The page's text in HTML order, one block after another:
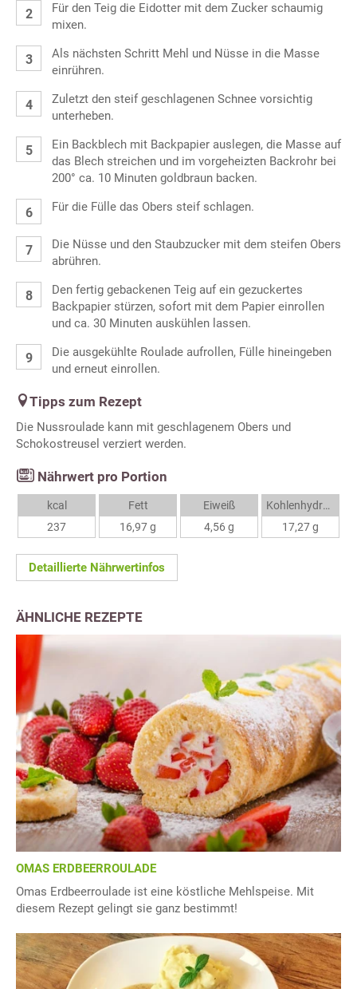
Für den Teig die Eidotter mit dem Zucker schaumig
mixen.
Als nächsten Schritt Mehl und Nüsse in die Masse
einrühren.
Zuletzt den steif geschlagenen Schnee vorsichtig
unterheben.
Ein Backblech mit Backpapier auslegen, die Masse auf
das Blech streichen und im vorgeheizten Backrohr bei
200° ca. 10 Minuten goldbraun backen.
Für die Fülle das Obers steif schlagen.
Die Nüsse und den Staubzucker mit dem steifen Obers
abrühren.
Den fertig gebackenen Teig auf ein gezuckertes
Backpapier stürzen, sofort mit dem Papier einrollen
und ca. 30 Minuten auskühlen lassen.
Die ausgekühlte Roulade aufrollen, Fülle hineingeben
und erneut einrollen.
Tipps zum Rezept
Die Nussroulade kann mit geschlagenem Obers und
Schokostreusel verziert werden.
Nährwert pro Portion
kcal
237
Fett
16,97 g
Eiweiß
4,56 g
Kohlenhydrate
17,27 g
Detaillierte Nährwertinfos
ÄHNLICHE REZEPTE
OMAS ERDBEERROULADE
Omas Erdbeerroulade ist eine köstliche Mehlspeise. Mit
diesem Rezept gelingt sie ganz bestimmt!